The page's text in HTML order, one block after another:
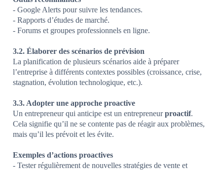
- Google Alerts pour suivre les tendances.
- Rapports d’études de marché.
- Forums et groupes professionnels en ligne.
3.2. Élaborer des scénarios de prévision
La planification de plusieurs scénarios aide à préparer
l’entreprise à différents contextes possibles (croissance, crise,
stagnation, évolution technologique, etc.).
3.3. Adopter une approche proactive
Un entrepreneur qui anticipe est un entrepreneurproactif.
Cela signifie qu’il ne se contente pas de réagir aux problèmes,
mais qu’il les prévoit et les évite.
Exemples d’actions proactives
- Tester régulièrement de nouvelles stratégies de vente et